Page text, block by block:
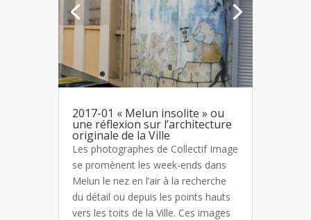
2017-01 « Melun insolite » ou
une réflexion sur l’architecture
originale de la Ville
Les photographes de Collectif Image
se promènent les week-ends dans
Melun le nez en l’air à la recherche
du détail ou depuis les points hauts
vers les toits de la Ville. Ces images